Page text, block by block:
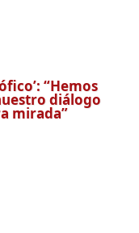
“Hemos
diálogo
mirada”